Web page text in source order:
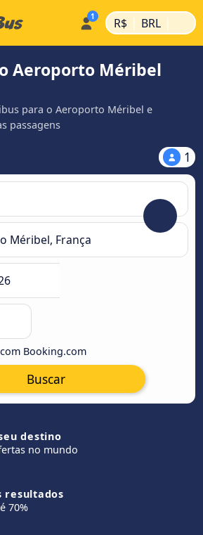
R$ | BRL |
Aeroporto Méribel
para o Aeroporto Méribel e
passagens
1
Booking.com
Buscar
destino
no mundo
resultados
70%